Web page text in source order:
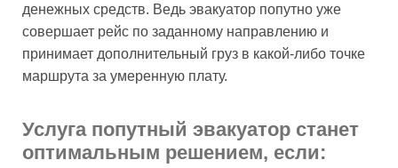
денежных средств. Ведь эвакуатор попутно уже
совершает рейс по заданному направлению и
принимает дополнительный груз в какой-либо точке
маршрута за умеренную плату.
Услуга попутный эвакуатор станет
оптимальным решением, если: